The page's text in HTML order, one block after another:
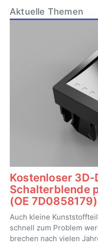
Aktuelle Themen
Kostenloser
Schalterblende
(OE 7D0858179)
Auch kleine
schnell zum Problem
brechen nach vielen